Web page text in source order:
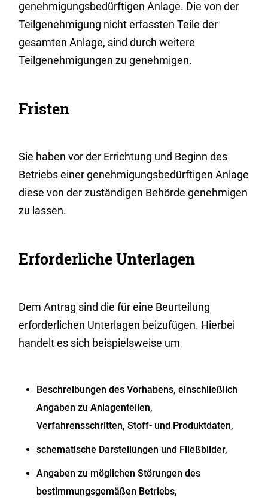
genehmigungsbedürftigen Anlage. Die von der
Teilgenehmigung nicht erfassten Teile der
gesamten Anlage, sind durch weitere
Teilgenehmigungen zu genehmigen.
Fristen
Sie haben vor der Errichtung und Beginn des
Betriebs einer genehmigungsbedürftigen Anlage
diese von der zuständigen Behörde genehmigen
zu lassen.
Erforderliche Unterlagen
Dem Antrag sind die für eine Beurteilung
erforderlichen Unterlagen beizufügen. Hierbei
handelt es sich beispielsweise um
Beschreibungen des Vorhabens, einschließlich
Angaben zu Anlagenteilen,
Verfahrensschritten, Stoff- und Produktdaten,
schematische Darstellungen und Fließbilder,
Angaben zu möglichen Störungen des
bestimmungsgemäßen Betriebs,